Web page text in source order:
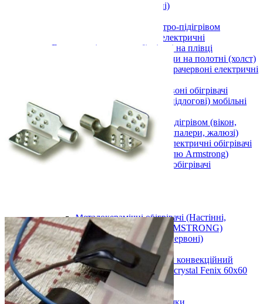
Килимки 12 В (автомобільні)
Показати усі Теплі килими з електро-підігрівом
Картини обігрівачі інфрачервоні електричні
Електричні картини обігрівачі на плівці
Інфрачервоні обігрівачі картини на полотні (холст)
Показати усі Картини обігрівачі інфрачервоні електричні
Плівкові електричні інфрачервоні обігрівачі
Універсальні (настінні, підлогові) мобільні
плівкові обігрівачі
Інші вироби з електро-підігрівом (вікон,
дзеркал, фільтрів авто, шпалери, жалюзі)
Стельові інфрачервоні електричні обігрівачі
60х60 см (в підвісну стелю Armstrong)
Інші інфрачервоні електричні обігрівачі
Металокерамічні обігрівачі (Настінні,
Стельові, Підлогові, ARMSTRONG)
Керамічні панелі (інфрачервоні)
Тепловентилятори
Інфрачервоний обігрівач конвекційний
металокерамічний Monocrystal Fenix 60x60
см 750 Вт
Аксесуари
Електричні рушникосушки